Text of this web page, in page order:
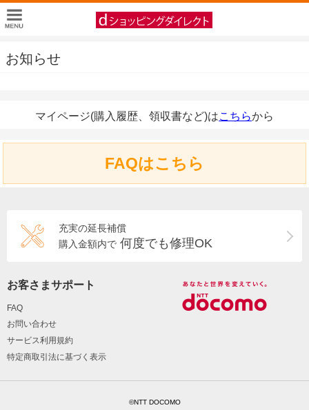
お知らせ
マイページ(購入履歴、領収書など)はこちらから
FAQはこちら
充実の延長補償
購入金額内で 何度でも修理OK
お客さまサポート
FAQ
お問い合わせ
サービス利用規約
特定商取引法に基づく表示
©NTT DOCOMO